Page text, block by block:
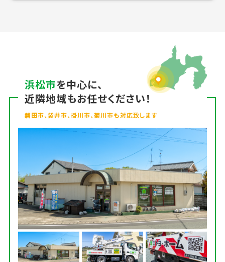
浜松市を中心に、
近隣地域もお任せください！
磐田市、袋井市、掛川市、菊川市も対応致します